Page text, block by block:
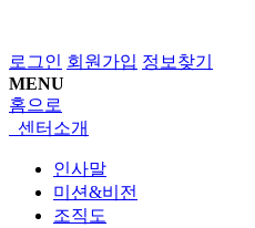
로그인 회원가입 정보찾기
MENU
홈으로
센터소개
인사말
미션&비전
조직도